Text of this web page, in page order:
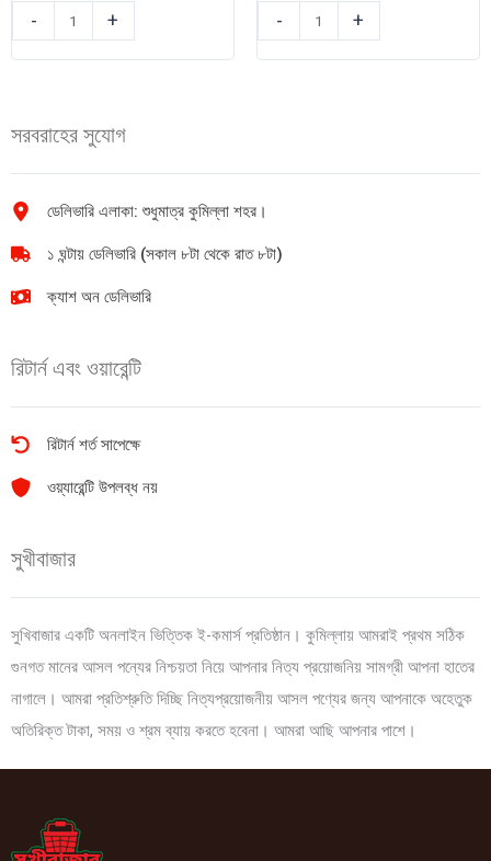
-
টুথ
পেস্ট
150gm
+ -
টুথপেস্ট
Fresh
+
সরবরাহের সুযোগ
ডেলিভারি এলাকা: শুধুমাত্র কুমিল্লা শহর।
১ ঘন্টায় ডেলিভারি (সকাল ৮টা থেকে রাত ৮টা)
ক্যাশ অন ডেলিভারি
রিটার্ন এবং ওয়ারেন্টি
রিটার্ন শর্ত সাপেক্ষে
ওয়্যারেন্টি উপলব্ধ নয়
সুখীবাজার
সুখিবাজার একটি অনলাইন ভিত্তিক ই-কমার্স প্রতিষ্ঠান। কুমিল্লায় আমরাই প্রথম সঠিক
গুনগত মানের আসল পন্যের নিশ্চয়তা নিয়ে আপনার নিত্য প্রয়োজনিয় সামগ্রী আপনা হাতের
নাগালে। আমরা প্রতিশ্রুতি দিচ্ছি নিত্যপ্রয়োজনীয় আসল পণ্যের জন্য আপনাকে অহেতুক
অতিরিক্ত টাকা, সময় ও শ্রম ব্যায় করতে হবেনা। আমরা আছি আপনার পাশে।